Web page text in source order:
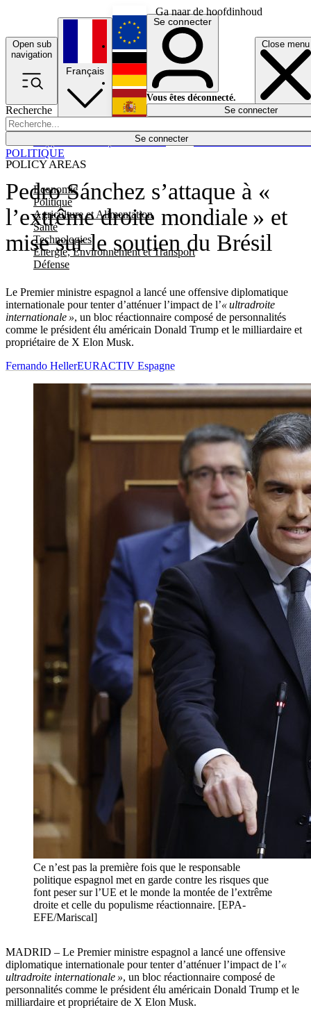
Ga naar de hoofdinhoud
Open sub
navigation
Close menu
Recherche
Se connecter
POLICY AREAS
Economie
Politique
Agriculture et Alimentation
Santé
Technologies
Energie, Environnement et Transport
Défense
Économie
Français
English
Deutsch
Español
Se connecter
Vous êtes déconnecté.
Se connecter
Pedro Sánchez s’attaque à «
l’extrême droite mondiale » et
mise sur le soutien du Brésil
Le Premier ministre espagnol a lancé une offensive diplomatique
internationale pour tenter d’atténuer l’impact de l’« ultradroite
internationale », un bloc réactionnaire composé de personnalités
comme le président élu américain Donald Trump et le milliardaire et
propriétaire de X Elon Musk.
POLITIQUE
Fernando HellerEURACTIV Espagne
Ce n’est pas la première fois que le responsable
politique espagnol met en garde contre les risques que
font peser sur l’UE et le monde la montée de l’extrême
droite et celle du populisme réactionnaire. [EPA-
EFE/Mariscal]
MADRID – Le Premier ministre espagnol a lancé une offensive
diplomatique internationale pour tenter d’atténuer l’impact de l’«
ultradroite internationale », un bloc réactionnaire composé de
personnalités comme le président élu américain Donald Trump et le
milliardaire et propriétaire de X Elon Musk.